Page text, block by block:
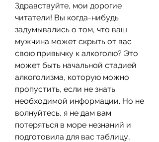
Здравствуйте, мои дорогие
читатели! Вы когда-нибудь
задумывались о том, что ваш
мужчина может скрыть от вас
свою привычку к алкоголю? Это
может быть начальной стадией
алкоголизма, которую можно
пропустить, если не знать
необходимой информации. Но не
волнуйтесь, я не дам вам
потеряться в море незнаний и
подготовила для вас таблицу,